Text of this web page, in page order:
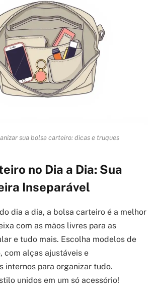
sua bolsa carteiro: dicas e truques
no Dia a Dia: Sua
Inseparável
dia a dia, a bolsa carteiro é a melhor
com as mãos livres para as
e tudo mais. Escolha modelos de
com alças ajustáveis e
internos para organizar tudo.
unidos em um só acessório!